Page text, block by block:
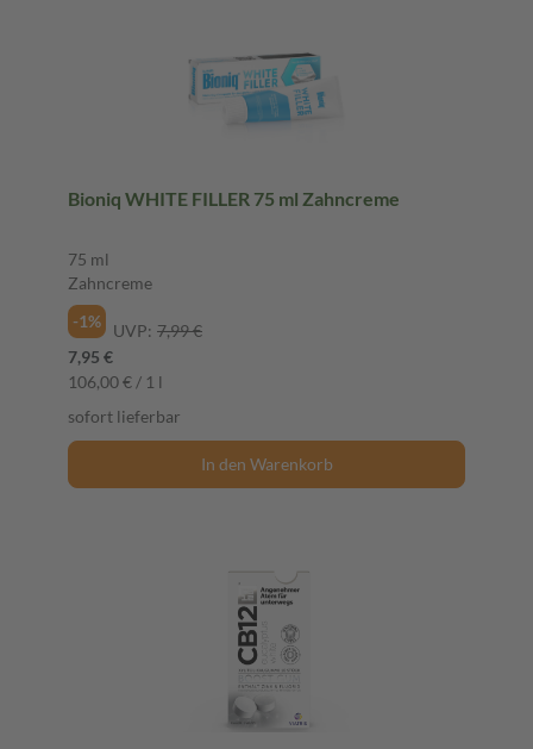
Bioniq WHITE FILLER 75 ml Zahncreme
75 ml
Zahncreme
-1%
UVP: 7,99 €
7,95 €
106,00 € / 1 l
sofort lieferbar
In den Warenkorb